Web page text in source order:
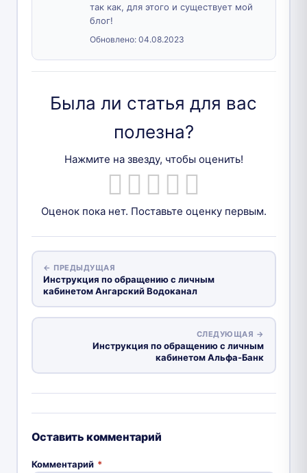
так как, для этого и существует мой
блог!
Обновлено: 04.08.2023
Была ли статья для вас
полезна?
Нажмите на звезду, чтобы оценить!
Оценок пока нет. Поставьте оценку первым.
← ПРЕДЫДУЩАЯ
Инструкция по обращению с личным
кабинетом Ангарский Водоканал
СЛЕДУЮЩАЯ →
Инструкция по обращению с личным
кабинетом Альфа-Банк
Оставить комментарий
Комментарий *